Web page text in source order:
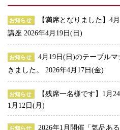
お知らせ
【満席となりました】4
講座 2026年4月19日(日)
お知らせ
4月19日(日)のテーブル
きました。 2026年4月17日(金)
お知らせ 【残席一名様です】1月
1月12日(月)
お知らせ
2026年1月開催「気品あ